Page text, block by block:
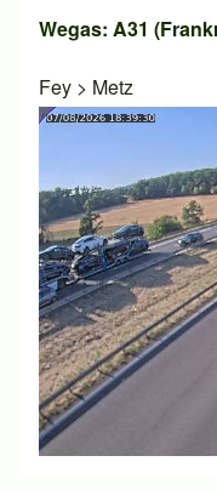
Wegas: A31
Fey > Metz